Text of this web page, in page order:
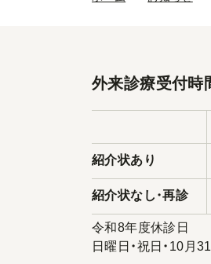
外来診療受付時
紹介状あり
紹介状なし ・再診
令和8年度休診日
日曜日・祝日・10月